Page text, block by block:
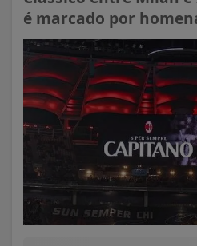
é marcado por